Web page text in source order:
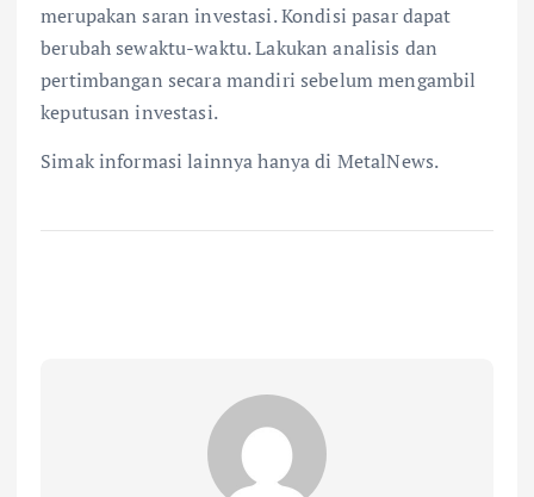
merupakan saran investasi. Kondisi pasar dapat
berubah sewaktu-waktu. Lakukan analisis dan
pertimbangan secara mandiri sebelum mengambil
keputusan investasi.
Simak informasi lainnya hanya di MetalNews.